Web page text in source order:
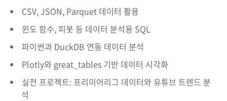
CSV, JSON, Parquet 데이터 활용
윈도 함수, 피봇 등 데이터 분석용 SQL
파이썬과 DuckDB 연동 데이터 분석
Plotly와 great_tables 기반 데이터 시각화
실전 프로젝트: 프리미어리그 데이터와 유튜브 트렌드 분
석